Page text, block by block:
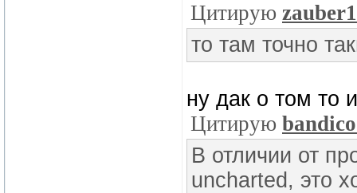
Цитирую zauber1
то там точно
ну дак о том то
Цитирую
В отличии от
uncharted, это